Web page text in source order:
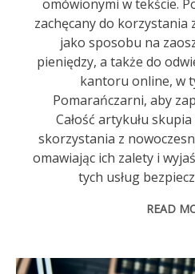
omówionymi w tekście.
zachęcany do korzystania
jako sposobu na
pieniędzy, a także do
kantoru online, w
Pomarańczarni, aby
Całość artykułu
skorzystania z
omawiając ich zalety i
tych usług
READ